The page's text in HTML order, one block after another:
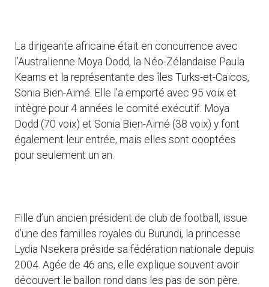
La dirigeante africaine était en concurrence avec
l’Australienne Moya Dodd, la Néo-Zélandaise Paula
Kearns et la représentante des îles Turks-et-Caïcos,
Sonia Bien-Aimé. Elle l’a emporté avec 95 voix et
intègre pour 4 années le comité exécutif. Moya
Dodd (70 voix) et Sonia Bien-Aimé (38 voix) y font
également leur entrée, mais elles sont cooptées
pour seulement un an.
Fille d’un ancien président de club de football, issue
d’une des familles royales du Burundi, la princesse
Lydia Nsekera préside sa fédération nationale depuis
2004. Agée de 46 ans, elle explique souvent avoir
découvert le ballon rond dans les pas de son père.